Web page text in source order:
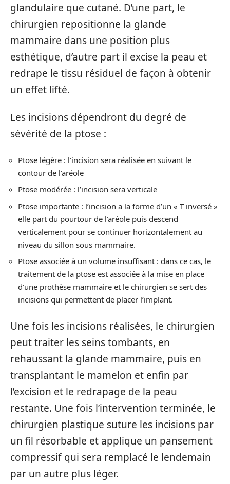
glandulaire que cutané. D’une part, le
chirurgien repositionne la glande
mammaire dans une position plus
esthétique, d’autre part il excise la peau et
redrape le tissu résiduel de façon à obtenir
un effet lifté.
Les incisions dépendront du degré de
sévérité de la ptose :
Ptose légère : l’incision sera réalisée en suivant le
contour de l’aréole
Ptose modérée : l’incision sera verticale
Ptose importante : l’incision a la forme d’un « T inversé »
elle part du pourtour de l’aréole puis descend
verticalement pour se continuer horizontalement au
niveau du sillon sous mammaire.
Ptose associée à un volume insuffisant : dans ce cas, le
traitement de la ptose est associée à la mise en place
d’une prothèse mammaire et le chirurgien se sert des
incisions qui permettent de placer l’implant.
Une fois les incisions réalisées, le chirurgien
peut traiter les seins tombants, en
rehaussant la glande mammaire, puis en
transplantant le mamelon et enfin par
l’excision et le redrapage de la peau
restante. Une fois l’intervention terminée, le
chirurgien plastique suture les incisions par
un fil résorbable et applique un pansement
compressif qui sera remplacé le lendemain
par un autre plus léger.